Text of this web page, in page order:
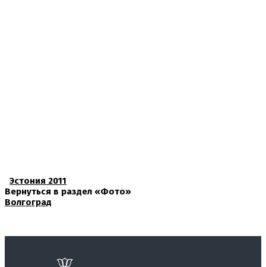
Эстония 2011
Вернуться в раздел «Фото»
Волгоград